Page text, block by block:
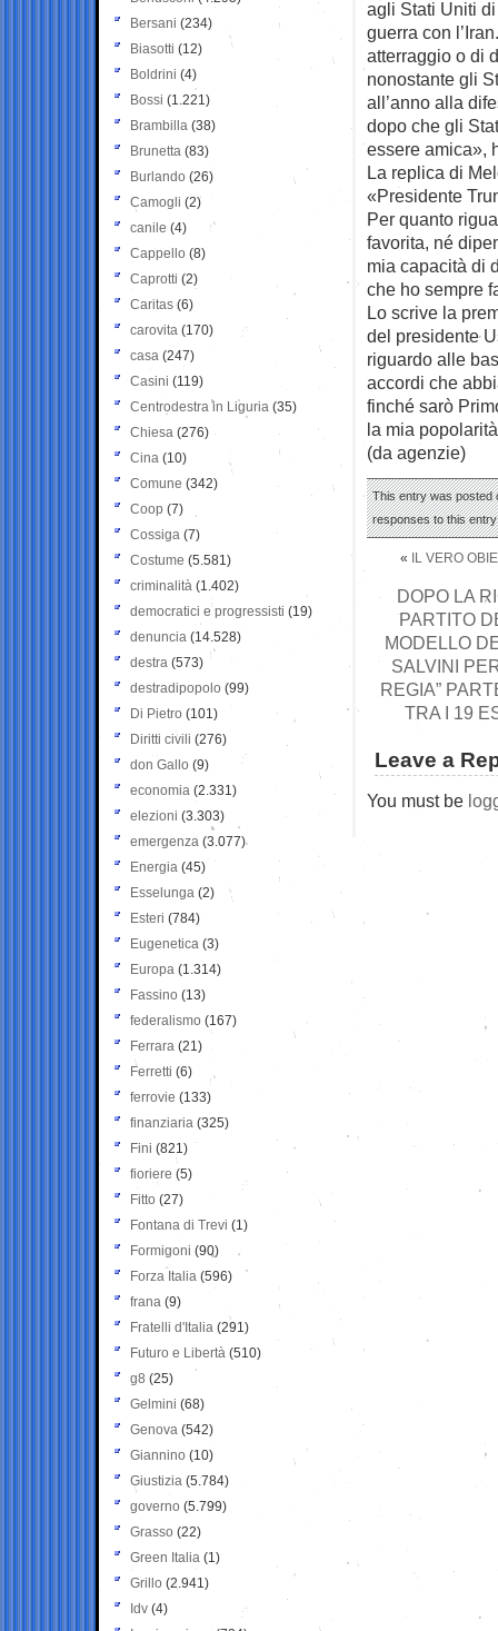
agli Stati Uniti
guerra con
atterraggio o di
nonostante gli
all’anno alla
dopo che gli
essere amica»,
La replica di
«Presidente
Per quanto
favorita, né
mia capacità di
che ho sempre
Lo scrive la
del presidente
riguardo alle
accordi che
finché sarò
la mia
(da agenzie)
This entry was posted
responses to this
« IL VERO
DOPO LA
PARTITO
MODELLO
SALVINI
REGIA”
TRA I 19
Leave a
You must be
Bersani (234)
Biasotti (12)
Boldrini (4)
Bossi (1.221)
Brambilla (38)
Brunetta (83)
Burlando (26)
Camogli (2)
canile (4)
Cappello (8)
Caprotti (2)
Caritas (6)
carovita (170)
casa (247)
Casini (119)
Centrodestra in Liguria (35)
Chiesa (276)
Cina (10)
Comune (342)
Coop (7)
Cossiga (7)
Costume (5.581)
criminalità (1.402)
democratici e progressisti (19)
denuncia (14.528)
destra (573)
destradipopolo (99)
Di Pietro (101)
Diritti civili (276)
don Gallo (9)
economia (2.331)
elezioni (3.303)
emergenza (3.077)
Energia (45)
Esselunga (2)
Esteri (784)
Eugenetica (3)
Europa (1.314)
Fassino (13)
federalismo (167)
Ferrara (21)
Ferretti (6)
ferrovie (133)
finanziaria (325)
Fini (821)
fioriere (5)
Fitto (27)
Fontana di Trevi (1)
Formigoni (90)
Forza Italia (596)
frana (9)
Fratelli d'Italia (291)
Futuro e Libertà (510)
g8 (25)
Gelmini (68)
Genova (542)
Giannino (10)
Giustizia (5.784)
governo (5.799)
Grasso (22)
Green Italia (1)
Grillo (2.941)
Idv (4)